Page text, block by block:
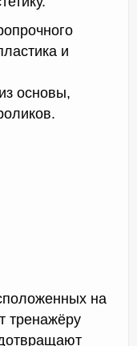
и
основы,
на
тренажёру